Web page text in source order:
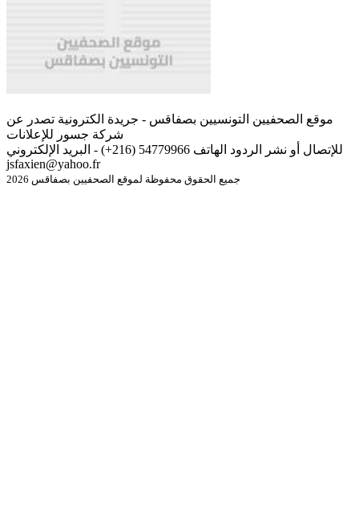
موقع الصحفيين التونسيين بصفاقس - جريدة الكترونية تصدر عن
شركة جسور للإعلانات
للإتصال أو نشر الردود الهاتف 54779966 (216+) - البريد الإلكتروني
jsfaxien@yahoo.fr
جميع الحقوق محفوظة لموقع الصحفيين بصفاقس 2026